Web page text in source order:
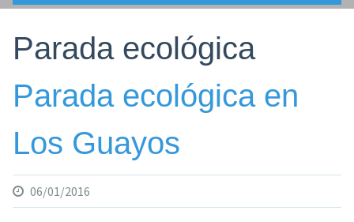
Parada ecológica
Parada ecológica en
Los Guayos
06/01/2016